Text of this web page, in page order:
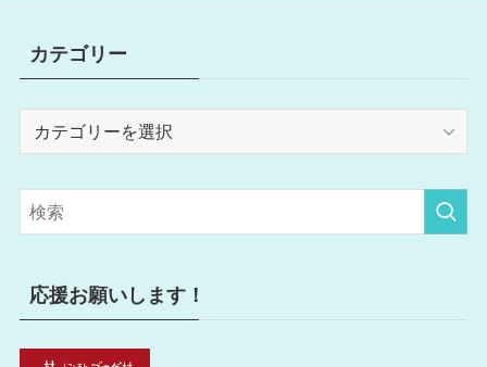
カテゴリー
リ
ー
応援お願いします！